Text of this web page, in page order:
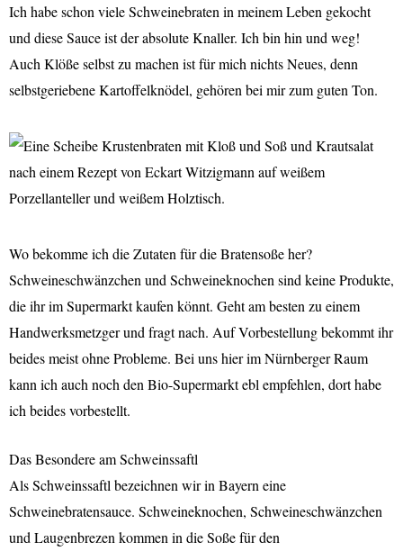
Ich habe schon viele Schweinebraten in meinem Leben gekocht
und diese Sauce ist der absolute Knaller. Ich bin hin und weg!
Auch Klöße selbst zu machen ist für mich nichts Neues, denn
selbstgeriebene Kartoffelknödel, gehören bei mir zum guten Ton.
Wo bekomme ich die Zutaten für die Bratensoße her?
Schweineschwänzchen und Schweineknochen sind keine Produkte,
die ihr im Supermarkt kaufen könnt. Geht am besten zu einem
Handwerksmetzger und fragt nach. Auf Vorbestellung bekommt ihr
beides meist ohne Probleme. Bei uns hier im Nürnberger Raum
kann ich auch noch den Bio-Supermarkt ebl empfehlen, dort habe
ich beides vorbestellt.
Das Besondere am Schweinssaftl
Als Schweinssaftl bezeichnen wir in Bayern eine
Schweinebratensauce. Schweineknochen, Schweineschwänzchen
und Laugenbrezen kommen in die Soße für den